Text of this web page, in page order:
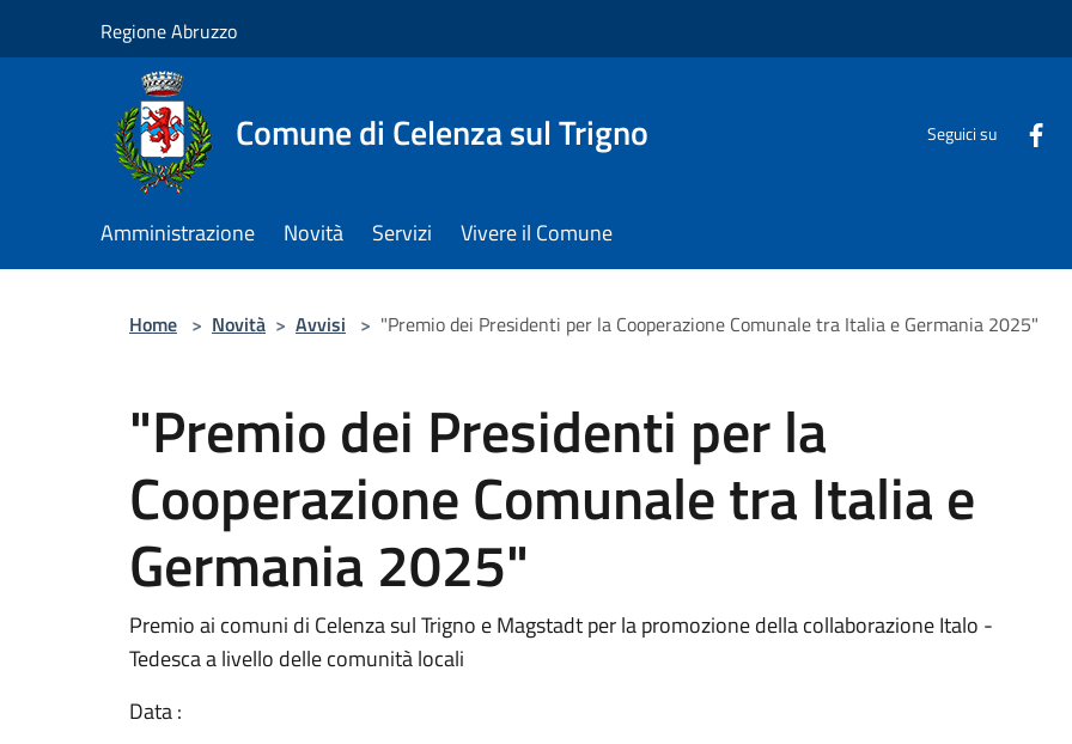
Regione Abruzzo
Comune di Celenza sul Trigno Seguici su
Amministrazione Novità Servizi Vivere il Comune
Home > Novità > Avvisi > "Premio dei Presidenti per la Cooperazione Comunale tra Italia e Germania 2025"
"Premio dei Presidenti per la
Cooperazione Comunale tra Italia e
Germania 2025"
Premio ai comuni di Celenza sul Trigno e Magstadt per la promozione della collaborazione Italo -
Tedesca a livello delle comunità locali
Data :